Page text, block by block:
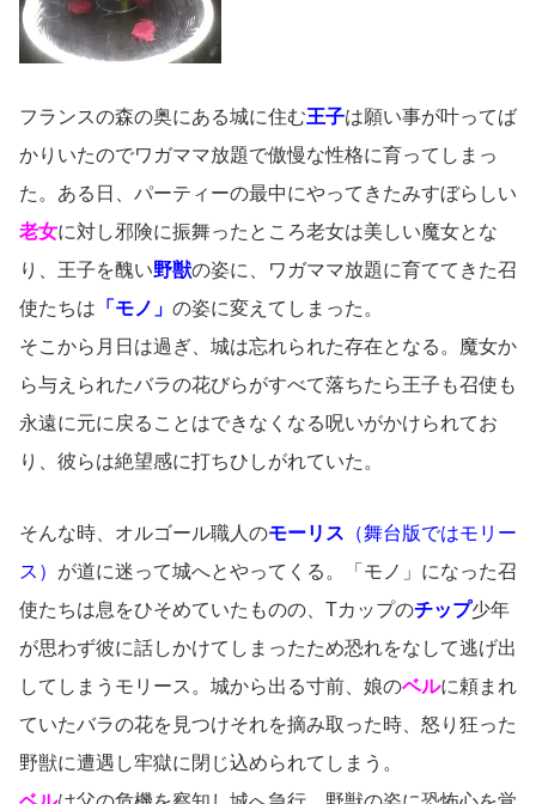
フランスの森の奥にある城に住む王子は願い事が叶ってば
かりいたのでワガママ放題で傲慢な性格に育ってしまっ
た。ある日、パーティーの最中にやってきたみすぼらしい
老女に対し邪険に振舞ったところ老女は美しい魔女とな
り、王子を醜い野獣の姿に、ワガママ放題に育ててきた召
使たちは 「モノ」 の姿に変えてしまった。
そこから月日は過ぎ、城は忘れられた存在となる。魔女か
ら与えられたバラの花びらがすべて落ちたら王子も召使も
永遠に元に戻ることはできなくなる呪いがかけられてお
り、彼らは絶望感に打ちひしがれていた。
そんな時、オルゴール職人のモーリス （舞台版ではモリー
ス） が道に迷って城へとやってくる。「モノ」になった召
使たちは息をひそめていたものの、Tカップのチップ少年
が思わず彼に話しかけてしまったため恐れをなして逃げ出
してしまうモリース。城から出る寸前、娘のベルに頼まれ
ていたバラの花を見つけそれを摘み取った時、怒り狂った
野獣に遭遇し牢獄に閉じ込められてしまう。